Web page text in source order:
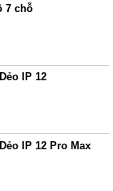
7 chỗ
IP 12
IP 12 Pro Max